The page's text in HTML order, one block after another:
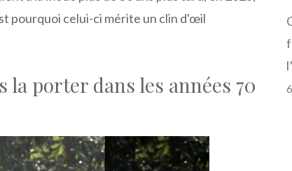
pourquoi celui-ci mérite un clin d'œil
la porter dans les années 70